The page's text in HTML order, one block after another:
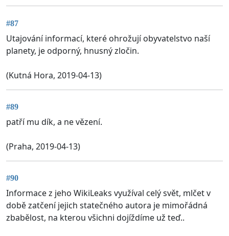
#87
Utajování informací, které ohrožují obyvatelstvo naší
planety, je odporný, hnusný zločin.
(Kutná Hora, 2019-04-13)
#89
patří mu dík, a ne vězení.
(Praha, 2019-04-13)
#90
Informace z jeho WikiLeaks využíval celý svět, mlčet v
době zatčení jejich statečného autora je mimořádná
zbabělost, na kterou všichni dojíždíme už teď..